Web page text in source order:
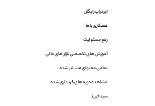
ایردراپ رایگان
همکاری با ما
رفع مسئولیت
آموزش های تخصصی بازار های مالی
تمامی محتوای منتشر شده
مشاهده دوره های خریداری شده
سبد خرید